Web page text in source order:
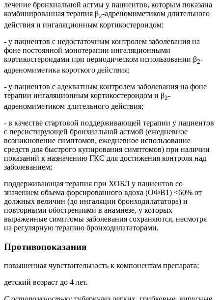
лечение бронхиальной астмы у пациентов, которым показана
комбинированная терапия β2-адреномиметиком длительного
действия и ингаляционным кортикостероидом:
- у пациентов с недостаточным контролем заболевания на
фоне постоянной монотерапии ингаляционными
кортикостероидами при периодическом использовании β2-
адреномиметика короткого действия;
- у пациентов с адекватным контролем заболевания на фоне
терапии ингаляционным кортикостероидом и β2-
адреномиметиком длительного действия;
- в качестве стартовой поддерживающей терапии у пациентов
с персистирующей бронхиальной астмой (ежедневное
возникновение симптомов, ежедневное использование
средств для быстрого купирования симптомов) при наличии
показаний к назначению ГКС для достижения контроля над
заболеванием;
поддерживающая терапия при ХОБЛ у пациентов со
значением объема форсированного вдоха (ОФВ1) <60% от
должных величин (до ингаляции бронходилататора) и
повторными обострениями в анамнезе, у которых
выраженные симптомы заболевания сохраняются, несмотря
на регулярную терапию бронходилататорами.
Противопоказания
повышенная чувствительность к компонентам препарата;
детский возраст до 4 лет.